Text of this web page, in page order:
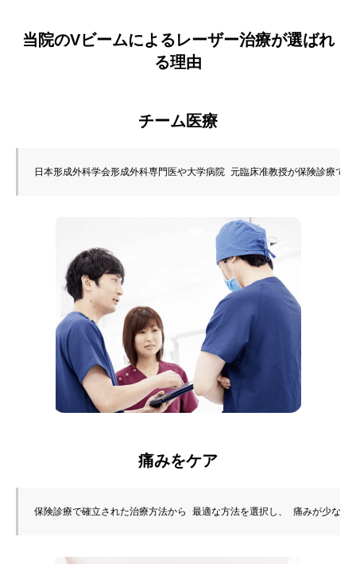
当院のVビームによるレーザー治療が選ばれ
る理由
チーム医療
日本形成外科学会形成外科専門医や大学病院 元臨床准教授が保険診療で
痛みをケア
保険診療で確立された治療方法から 最適な方法を選択し、 痛みが少ない